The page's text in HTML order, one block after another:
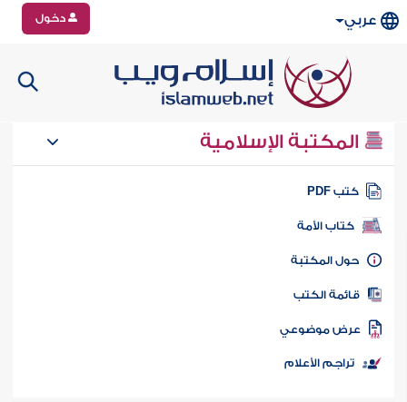
عربي دخول
المكتبة الإسلامية
كتب PDF
كتاب الأمة
المكتبة
الكتب
موضوعي